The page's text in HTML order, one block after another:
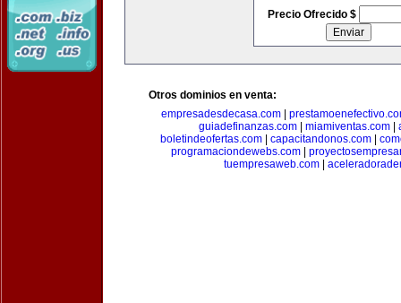
Precio Ofrecido $
Otros dominios en venta:
empresadesdecasa.com
guiadefinanzas.com
miamiventas.com
boletindeofertas.com| capacitandonos.com|
programaciondewebs.com
tuempresaweb.com